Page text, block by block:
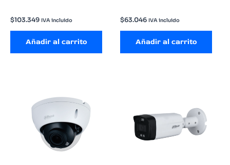
$103.349 IVA incluido
Añadir al carrito
$63.046 IVA incluido
Añadir al carrito